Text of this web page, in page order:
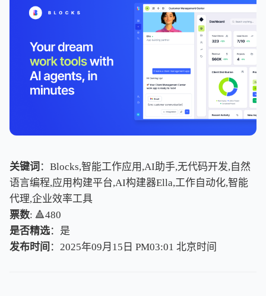
关键词 ：Blocks,智能工作应用,AI助手,无代码开发,自然
语言编程,应用构建平台,AI构建器Ella,工作自动化,智能
代理,企业效率工具
票数: 🔺480
是否精选：是
发布时间 ：2025年09月15日 PM03:01 北京时间
北京时间